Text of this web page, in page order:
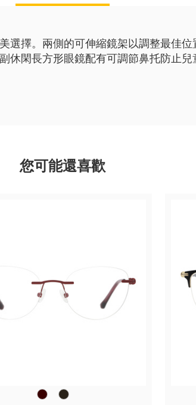
選擇。兩側的可伸縮鏡架以調整最佳
休閑長方形眼鏡配有可調節鼻托防止
您可能還喜歡